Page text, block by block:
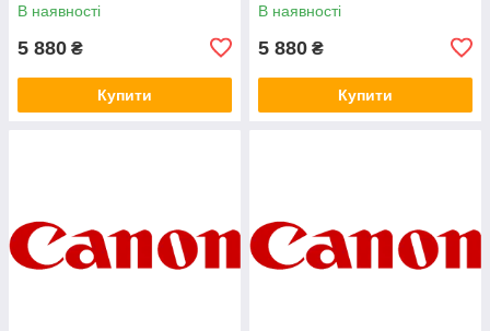
В наявності
5 880 ₴
Купити
В наявності
5 880 ₴
Купити